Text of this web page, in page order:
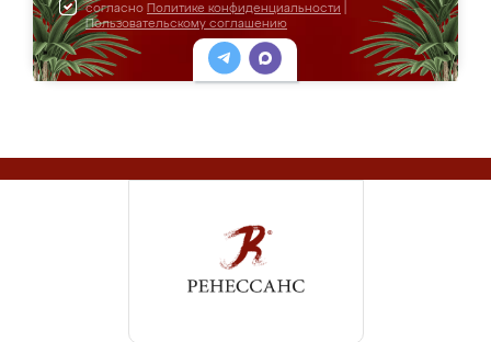
согласно Политике конфиденциальности
Пользовательскому соглашению